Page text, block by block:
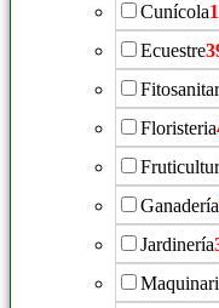
Cunícola1
Ecuestre
Floristeria
Ganadería
Jardinería